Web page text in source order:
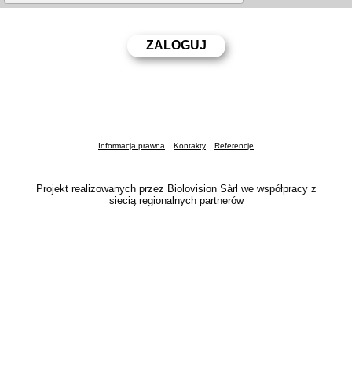
Informacja prawna Kontakty Referencje
Projekt realizowanych przez Biolovision Sàrl we współpracy z
siecią regionalnych partnerów